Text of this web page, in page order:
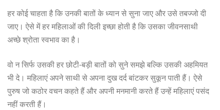
हर कोई चाहता है कि उनकी बातों के ध्यान से सुना जाए और उसे तबज्जो दी
जाए। ऐसे में हर महिलाओं की दिली इच्छा होती है कि उसका जीवनसाथी
अच्छे श्रोता स्‍वभाव का है।
वो न सिर्फ उसकी हर छोटी-बड़ी बातों को सुने समझे बल्कि उसकी अहमियत
भी दे। महिलाएं अपने साथी से अपना दुख दर्द बांटकर सुकून पाती हैं। ऐसे
पुरुष जो कठोर वचन कहते हैं और अपनी मनमानी करते हैं उन्हें महिलाएं पसंद
नहीं करती हैं।